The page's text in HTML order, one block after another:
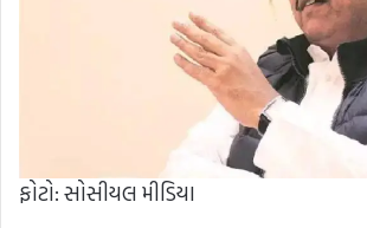
ફોટો: સોસીયલ મીડિયા